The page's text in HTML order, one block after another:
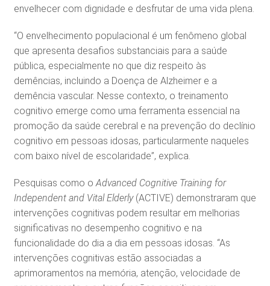
envelhecer com dignidade e desfrutar de uma vida plena.
“O envelhecimento populacional é um fenômeno global
que apresenta desafios substanciais para a saúde
pública, especialmente no que diz respeito às
demências, incluindo a Doença de Alzheimer e a
demência vascular. Nesse contexto, o treinamento
cognitivo emerge como uma ferramenta essencial na
promoção da saúde cerebral e na prevenção do declínio
cognitivo em pessoas idosas, particularmente naqueles
com baixo nível de escolaridade”, explica.
Pesquisas como o Advanced Cognitive Training for
Independent and Vital Elderly(ACTIVE) demonstraram que
intervenções cognitivas podem resultar em melhorias
significativas no desempenho cognitivo e na
funcionalidade do dia a dia em pessoas idosas. “As
intervenções cognitivas estão associadas a
aprimoramentos na memória, atenção, velocidade de